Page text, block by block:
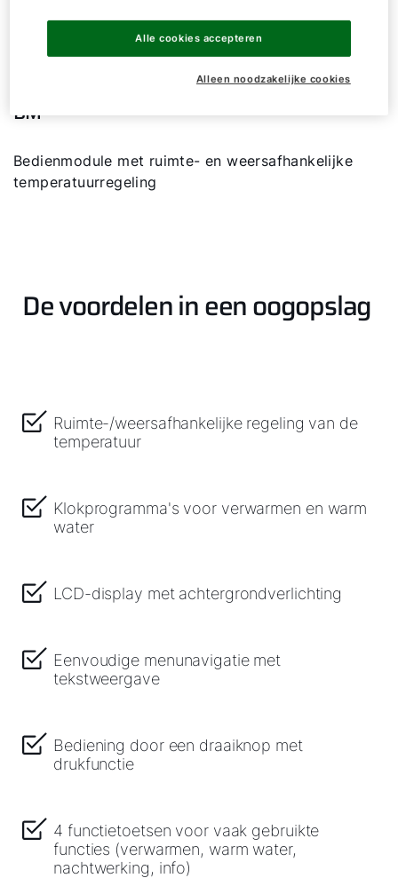
Bedienmodule
BM
Bedienmodule met ruimte- en weersafhankelijke
temperatuurregeling
De voordelen in een oogopslag
Ruimte-/weersafhankelijke regeling van de
temperatuur
Klokprogramma's voor verwarmen en warm
water
LCD-display met achtergrondverlichting
Eenvoudige menunavigatie met
tekstweergave
Bediening door een draaiknop met
drukfunctie
4 functietoetsen voor vaak gebruikte
functies (verwarmen, warm water,
nachtwerking, info)
Hallo!
Hoe kunnen wij u helpen?
Contactformulier
Ook interessant?
Service App
Alleen noodzakelijke cookies
Alle cookies accepteren